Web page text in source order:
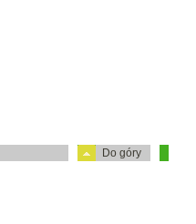
Do góry